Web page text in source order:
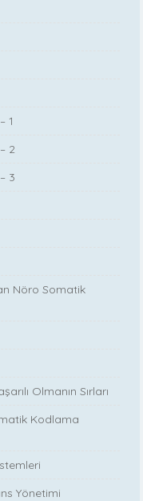
1
2
3
Nöro Somatik
Olmanın Sırları
Kodlama
Yönetimi